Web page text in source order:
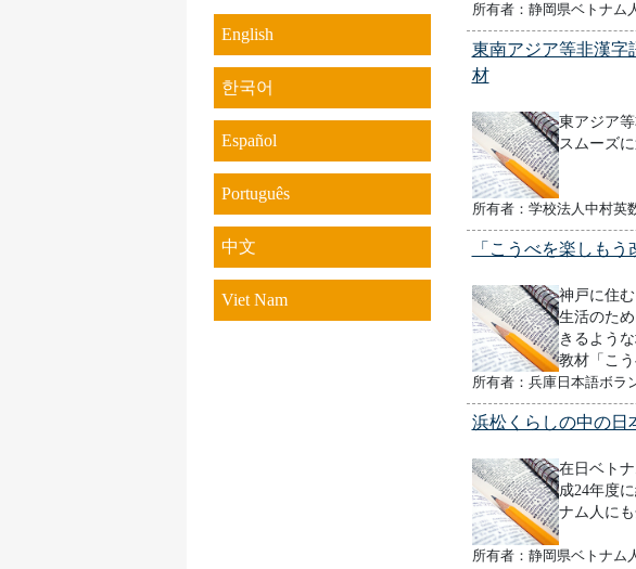
English
한국어
Español
Português
中文
Viet Nam
所有者：静岡県ベトナム
東南アジア等非漢字
材
東アジア
スムーズ
所有者：学校法人中村英
「こうべを楽しもう
神戸に住
生活のた
きるよう
教材「こ
所有者：兵庫日本語ボラ
浜松くらしの中の日
在日ベト
成24年度
ナム人にも
所有者：静岡県ベトナム